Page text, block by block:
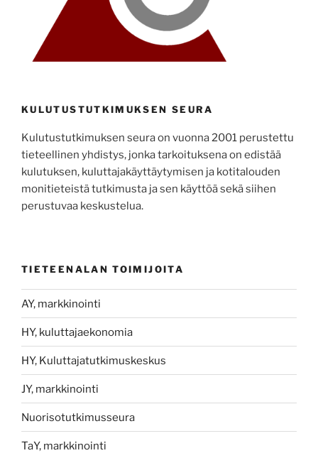
KULUTUSTUTKIMUKSEN SEURA
Kulutustutkimuksen seura on vuonna 2001 perustettu
tieteellinen yhdistys, jonka tarkoituksena on edistää
kulutuksen, kuluttajakäyttäytymisen ja kotitalouden
monitieteistä tutkimusta ja sen käyttöä sekä siihen
perustuvaa keskustelua.
TIETEENALAN TOIMIJOITA
AY, markkinointi
HY, kuluttajaekonomia
HY, Kuluttajatutkimuskeskus
JY, markkinointi
Nuorisotutkimusseura
TaY, markkinointi